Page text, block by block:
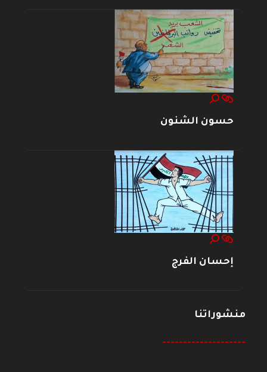
حسون الشنون
إحسان الفرج
منشوراتنا
--------------------